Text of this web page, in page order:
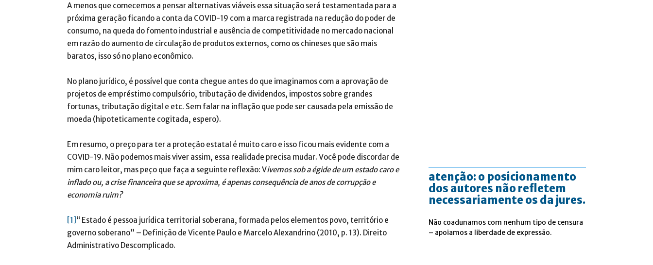
A menos que comecemos a pensar alternativas viáveis essa situação será testamentada para a
próxima geração ficando a conta da COVID-19 com a marca registrada na redução do poder de
consumo, na queda do fomento industrial e ausência de competitividade no mercado nacional
em razão do aumento de circulação de produtos externos, como os chineses que são mais
baratos, isso só no plano econômico.
No plano jurídico, é possível que conta chegue antes do que imaginamos com a aprovação de
projetos de empréstimo compulsório, tributação de dividendos, impostos sobre grandes
fortunas, tributação digital e etc. Sem falar na inflação que pode ser causada pela emissão de
moeda (hipoteticamente cogitada, espero).
Em resumo, o preço para ter a proteção estatal é muito caro e isso ficou mais evidente com a
COVID-19. Não podemos mais viver assim, essa realidade precisa mudar. Você pode discordar de
mim caro leitor, mas peço que faça a seguinte reflexão: Vivemos sob a égide de um estado caro e
inflado ou, a crise financeira que se aproxima, é apenas consequência de anos de corrupção e
economia ruim?
[1] “ Estado é pessoa jurídica territorial soberana, formada pelos elementos povo, território e
governo soberano” – Definição de Vicente Paulo e Marcelo Alexandrino (2010, p. 13). Direito
Administrativo Descomplicado.
atenção: o posicionamento
dos autores não refletem
necessariamente os da jures.
Não coadunamos com nenhum tipo de censura
– apoiamos a liberdade de expressão.